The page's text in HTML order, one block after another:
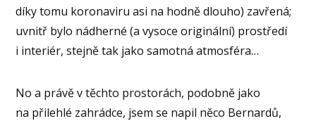
díky tomu koronaviru asi na hodně dlouho) zavřená;
uvnitř bylo nádherné (a vysoce originální) prostředí
i interiér, stejně tak jako samotná atmosféra…
No a právě v těchto prostorách, podobně jako
na přilehlé zahrádce, jsem se napil něco Bernardů,